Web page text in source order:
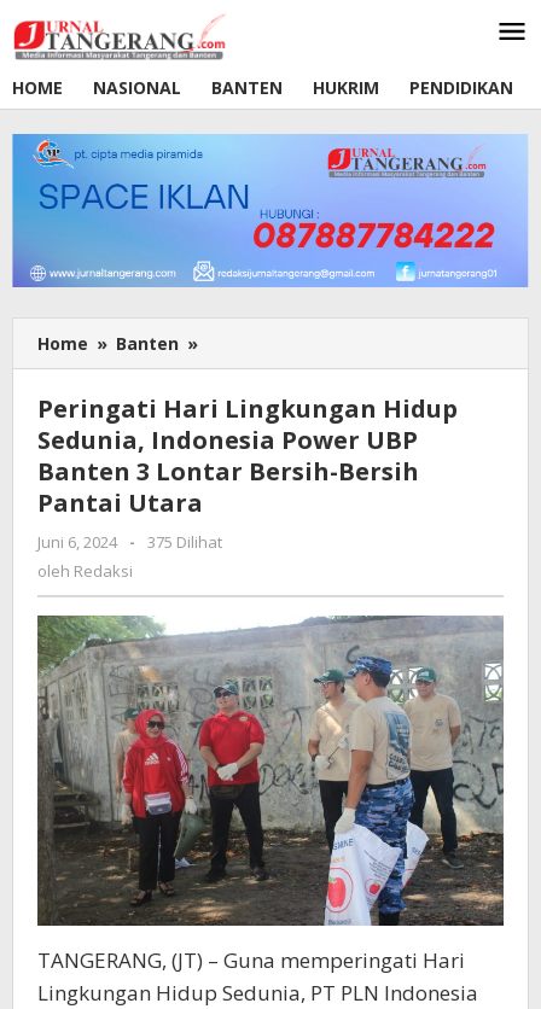
ke
konten
HOME
NASIONAL BANTEN HUKRIM PENDIDIKAN
Home » Banten »
Hari
Hidup
Sedunia,
Indonesia
Banten
Lontar
Bersih-
Bersih
Pantai
Utara
Peringati Hari Lingkungan Hidup
Sedunia, Indonesia Power UBP
Banten 3 Lontar Bersih-Bersih
Pantai Utara
Juni 6, 2024
oleh
Redaksi
-
375 Dilihat
oleh Redaksi
TANGERANG, (JT) – Guna memperingati Hari
Lingkungan Hidup Sedunia, PT PLN Indonesia